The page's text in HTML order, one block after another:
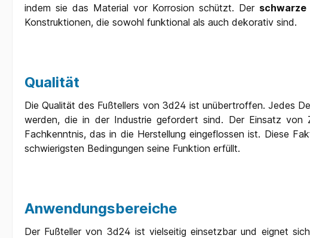
indem sie das Material vor Korrosion schützt. Der schwarze
Konstruktionen, die sowohl funktional als auch dekorativ sind.
Qualität
Die Qualität des Fußtellers von 3d24 ist unübertroffen. Jedes
werden, die in der Industrie gefordert sind. Der Einsatz von
Fachkenntnis, das in die Herstellung eingeflossen ist. Diese
schwierigsten Bedingungen seine Funktion erfüllt.
Anwendungsbereiche
Der Fußteller von 3d24 ist vielseitig einsetzbar und eignet